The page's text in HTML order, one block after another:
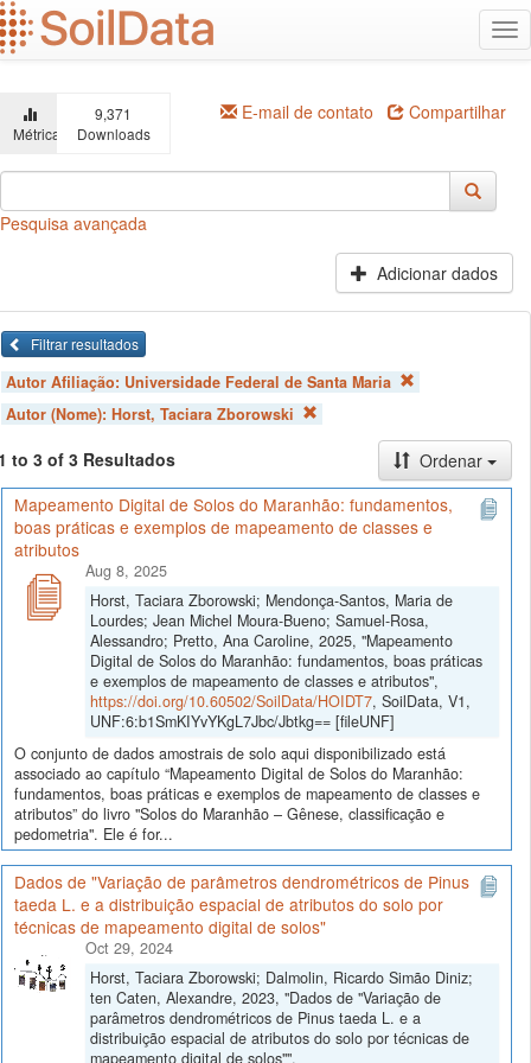
Ir
para
o
principal
Métricas
9,371
Downloads
E-mail de contato Compartilhar
Pesquisa avançada
Adicionar dados
Filtrar resultados
Autor Afiliação: Universidade Federal de Santa Maria
Autor (Nome): Horst, Taciara Zborowski
to 3 of 3 Resultados
Ordenar
Mapeamento Digital de Solos do Maranhão: fundamentos,
boas práticas e exemplos de mapeamento de classes e
atributos
Aug 8, 2025
Horst, Taciara Zborowski; Mendonça-Santos, Maria de
Lourdes; Jean Michel Moura-Bueno; Samuel-Rosa,
Alessandro; Pretto, Ana Caroline, 2025, "Mapeamento
Digital de Solos do Maranhão: fundamentos, boas práticas
e exemplos de mapeamento de classes e atributos",
https://doi.org/10.60502/SoilData/HOIDT7, SoilData, V1,
UNF:6:b1SmKIYvYKgL7Jbc/Jbtkg== [fileUNF]
O conjunto de dados amostrais de solo aqui disponibilizado está
associado ao capítulo “Mapeamento Digital de Solos do Maranhão:
fundamentos, boas práticas e exemplos de mapeamento de classes e
atributos” do livro "Solos do Maranhão – Gênese, classificação e
pedometria". Ele é for...
Dados de "Variação de parâmetros dendrométricos de Pinus
taeda L. e a distribuição espacial de atributos do solo por
técnicas de mapeamento digital de solos"
Oct 29, 2024
Horst, Taciara Zborowski; Dalmolin, Ricardo Simão Diniz;
ten Caten, Alexandre, 2023, "Dados de "Variação de
parâmetros dendrométricos de Pinus taeda L. e a
distribuição espacial de atributos do solo por técnicas de
mapeamento digital de solos"",